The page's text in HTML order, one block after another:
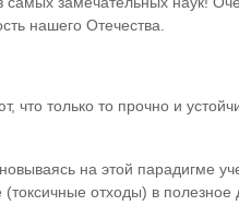
нашего Отечества.
только то прочно и
на этой
отходы) в